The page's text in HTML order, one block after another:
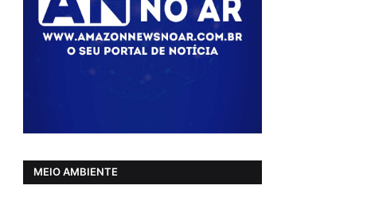
MEIO AMBIENTE